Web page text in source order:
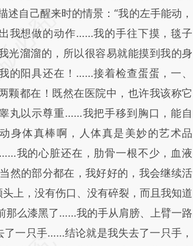
述自己醒来时的情景：“我的左手能动，
我想做的动作……我的手往下摸，毯子
光溜溜的，所以很容易就能摸到我的身
的阳具还在！……接着检查蛋蛋，一、
颗都在！既然在医院中，也许我该称它
丸以示尊重……我把手移到胸口，能自
身体真棒啊，人体真是美妙的艺术品
我的心脏还在，肋骨一根不少，血液
然的部分都在，我好好的，我会继续活
上，没有伤口、没有碎裂，而且我知道
那么漆黑了……我的手从肩膀、上臂一路
一只手……结论就是我失去了一只手，